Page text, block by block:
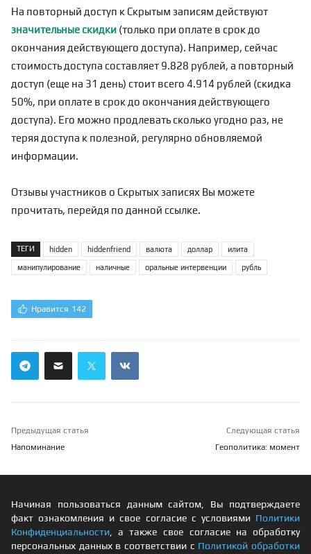
На повторный доступ к Скрытым записям действуют
значительные скидки (только при оплате в срок до
окончания действующего доступа). Например, сейчас
стоимость доступа составляет 9.828 рублей, а повторный
доступ (еще на 31 день) стоит всего 4.914 рублей (скидка
50%, при оплате в срок до окончания действующего
доступа). Его можно продлевать сколько угодно раз, не
теряя доступа к полезной, регулярно обновляемой
информации.
Отзывы участников о Скрытых записях Вы можете
прочитать, перейдя по данной ссылке.
ТЕГИ hidden hiddenfriend валюта доллар илита
манипулирование наличные оральные интервенции рубль
Нравится 142
Предыдущая статья
Напоминание
Следующая статья
Геополитика: момент
Начиная пользоваться данным сайтом, Вы подтверждаете
факт ознакомления и свое согласие с условиями Политики
Конфиденциальности , а также свое согласие на обработку
персональных данных в соответствии с Политикой обработки